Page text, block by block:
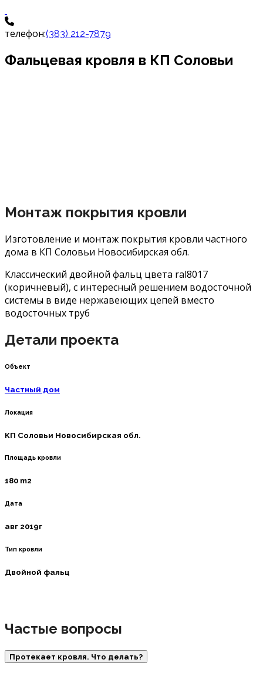
телефон:(383) 212-7879
Фальцевая кровля в КП Соловьи
Монтаж покрытия кровли
Изготовление и монтаж покрытия кровли частного
дома в КП Соловьи Новосибирская обл.
Классический двойной фальц цвета ral8017
(коричневый), с интересный решением водосточной
системы в виде нержавеющих цепей вместо
водосточных труб
Детали проекта
Объект
Частный дом
Локация
КП Соловьи Новосибирская обл.
Площадь кровли
180 m2
Дата
авг 2019г
Тип кровли
Двойной фальц
Частые вопросы
Протекает кровля. Что делать?